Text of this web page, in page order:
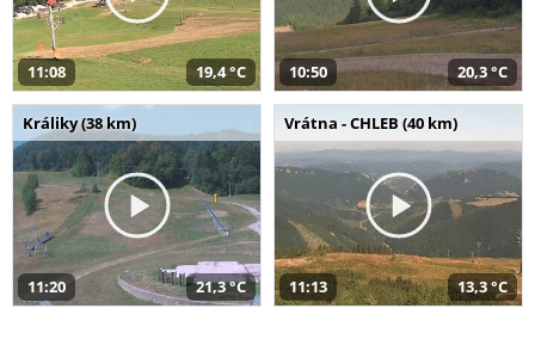
11:08 19,4 °C 10:50 20,3 °C
Králiky (38 km)
11:20 21,3 °C
Vrátna - CHLEB (40 km)
11:13 13,3 °C